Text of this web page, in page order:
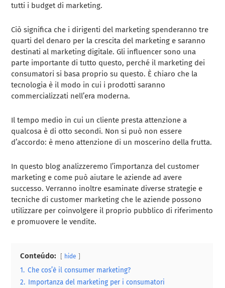
tutti i budget di marketing.
Ciò significa che i dirigenti del marketing spenderanno tre
quarti del denaro per la crescita del marketing e saranno
destinati al marketing digitale. Gli influencer sono una
parte importante di tutto questo, perché il marketing dei
consumatori si basa proprio su questo. È chiaro che la
tecnologia è il modo in cui i prodotti saranno
commercializzati nell’era moderna.
Il tempo medio in cui un cliente presta attenzione a
qualcosa è di otto secondi. Non si può non essere
d’accordo: è meno attenzione di un moscerino della frutta.
In questo blog analizzeremo l’importanza del customer
marketing e come può aiutare le aziende ad avere
successo. Verranno inoltre esaminate diverse strategie e
tecniche di customer marketing che le aziende possono
utilizzare per coinvolgere il proprio pubblico di riferimento
e promuovere le vendite.
Conteúdo: hide
1. Che cos’è il consumer marketing?
2. Importanza del marketing per i consumatori